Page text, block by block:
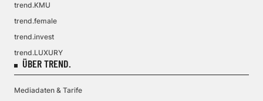
trend.KMU
trend.female
trend.invest
trend.LUXURY
ÜBER TREND.
Mediadaten & Tarife